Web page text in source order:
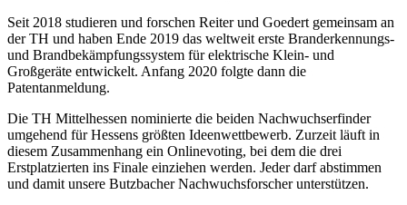
Seit 2018 studieren und forschen Reiter und Goedert gemeinsam an
der TH und haben Ende 2019 das weltweit erste Branderkennungs-
und Brandbekämpfungssystem für elektrische Klein- und
Großgeräte entwickelt. Anfang 2020 folgte dann die
Patentanmeldung.
Die TH Mittelhessen nominierte die beiden Nachwuchserfinder
umgehend für Hessens größten Ideenwettbewerb. Zurzeit läuft in
diesem Zusammenhang ein Onlinevoting, bei dem die drei
Erstplatzierten ins Finale einziehen werden. Jeder darf abstimmen
und damit unsere Butzbacher Nachwuchsforscher unterstützen.